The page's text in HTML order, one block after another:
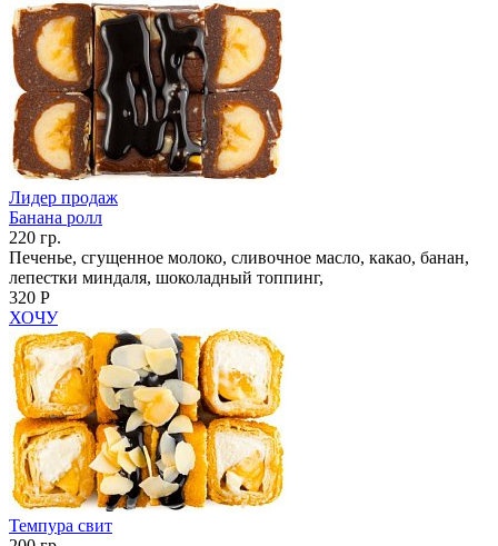
Лидер продаж
Банана ролл
220 гр.
Печенье, сгущенное молоко, сливочное масло, какао, банан,
лепестки миндаля, шоколадный топпинг,
320 Р
ХОЧУ
Темпура свит